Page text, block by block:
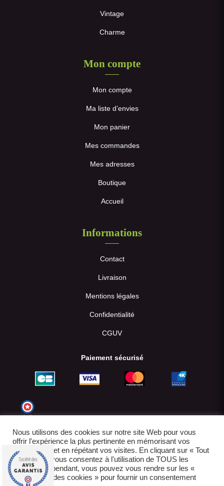
Vintage
Charme
Mon compte
Mon compte
Ma liste d’envies
Mon panier
Mes commandes
Mes adresses
Boutique
Accueil
Informations
Contact
Livraison
Mentions légales
Confidentialité
CGUV
Paiement sécurisé
Nous utilisons des cookies sur notre site Web pour vous
offrir l'expérience la plus pertinente en mémorisant vos
préférences et en répétant vos visites. En cliquant sur « Tout
accepter », vous consentez à l'utilisation de TOUS les
cookies. Cependant, vous pouvez vous rendre sur les «
Paramètres des cookies » pour fournir un consentement